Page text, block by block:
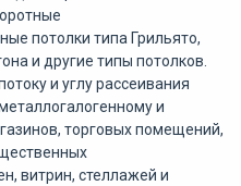
потолки типа Грильято,
и другие типы потолков.
и углу рассеивания
и
торговых помещений,
витрин, стеллажей и